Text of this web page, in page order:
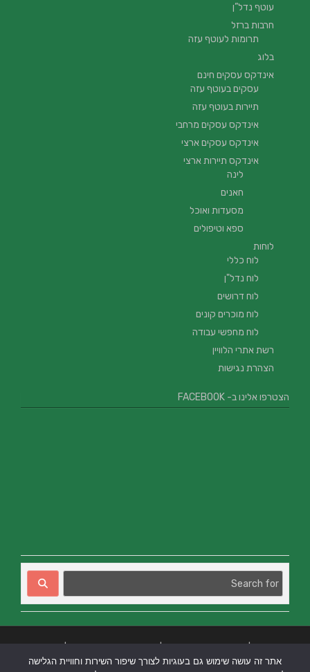
עוטף נדל”ן
חרבות ברזל
תרומות לעוטף עזה
בלוג
אינדקס עסקים חינם
עסקים בעוטף עזה
תיירות בעוטף עזה
אינדקס עסקים מרחבי
אינדקס עסקים ארצי
אינדקס תיירות ארצי
לינה
חאנים
מסעדות ואוכל
ספא וטיפולים
לוחות
לוח כללי
לוח נדל"ן
לוח דרושים
לוח מוכרים קונים
לוח מחפשי עבודה
רשת אתרי הלוויין
הצהרת נגישות
הצטרפו אלינו ב- FACEBOOK
בבאר שבע |
אתר זה עושה שימוש גם בעוגיות לצורך שיפור השירות וחוויית הגלישה